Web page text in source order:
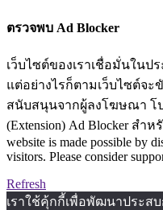
ตรวจพบ Ad Blocker
เว็บไซต์ของเราเชื่อมั่นใน
แต่อย่างไรก็ตามเว็บไซต์จะ
สนับสนุนจากผู้ลงโฆษณา โ
(Extension) Ad Blocker สำ
website is made possible by
visitors. Please consider
Refresh
เราใช้คุ้กกี้เพื่อพัฒนาประส